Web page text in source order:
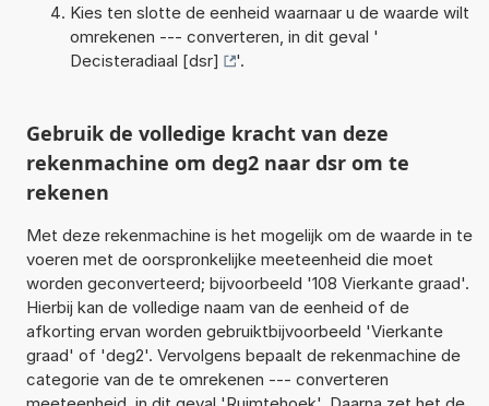
Kies ten slotte de eenheid waarnaar u de waarde wilt
omrekenen --- converteren, in dit geval '
Decisteradiaal [dsr]
'.
Gebruik de volledige kracht van deze
rekenmachine om deg2 naar dsr om te
rekenen
Met deze rekenmachine is het mogelijk om de waarde in te
voeren met de oorspronkelijke meeteenheid die moet
worden geconverteerd; bijvoorbeeld '108 Vierkante graad'.
Hierbij kan de volledige naam van de eenheid of de
afkorting ervan worden gebruiktbijvoorbeeld 'Vierkante
graad' of 'deg2'. Vervolgens bepaalt de rekenmachine de
categorie van de te omrekenen --- converteren